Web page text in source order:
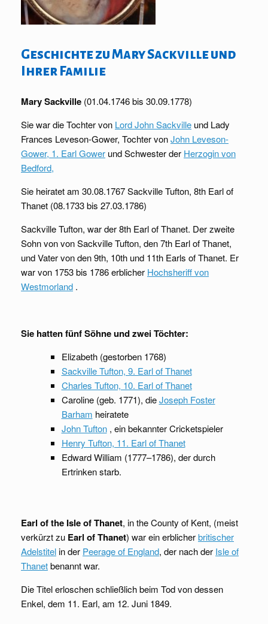
Geschichte zu Mary Sackville und
Ihrer Familie
Mary Sackville (01.04.1746 bis 30.09.1778)
Sie war die Tochter von Lord John Sackville und Lady
Frances Leveson-Gower, Tochter vonJohn Leveson-
Gower, 1. Earl Gower und Schwester der Herzogin von
Bedford,
Sie heiratet am 30.08.1767 Sackville Tufton, 8th Earl of
Thanet (08.1733 bis 27.03.1786)
Sackville Tufton, war der 8th Earl of Thanet. Der zweite
Sohn von von Sackville Tufton, den 7th Earl of Thanet,
und Vater von den 9th, 10th und 11th Earls of Thanet. Er
war von 1753 bis 1786 erblicher Hochsheriff von
Westmorland .
Sie hatten fünf Söhne und zwei Töchter:
Elizabeth (gestorben 1768)
Sackville Tufton, 9. Earl of Thanet
Charles Tufton, 10. Earl of Thanet
Caroline (geb. 1771), dieJoseph Foster
Barham heiratete
John Tufton, ein bekannter Cricketspieler
Henry Tufton, 11. Earl of Thanet
Edward William (1777–1786), der durch
Ertrinken starb.
Earl of the Isle of Thanet, in the County of Kent, (meist
verkürzt zu Earl of Thanet) war ein erblicherbritischer
Adelstitelin der Peerage of England, der nach der Isle of
Thanetbenannt war.
Die Titel erloschen schließlich beim Tod von dessen
Enkel, dem 11. Earl, am 12. Juni 1849.